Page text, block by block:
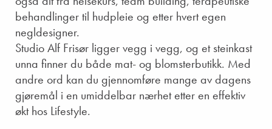
behandlinger til hudpleie og etter hvert egen
negldesigner.
Studio Alf Frisør ligger vegg i vegg, og et steinkast
unna finner du både mat- og blomsterbutikk. Med
andre ord kan du gjennomføre mange av dagens
gjøremål i en umiddelbar nærhet etter en effektiv
økt hos Lifestyle.